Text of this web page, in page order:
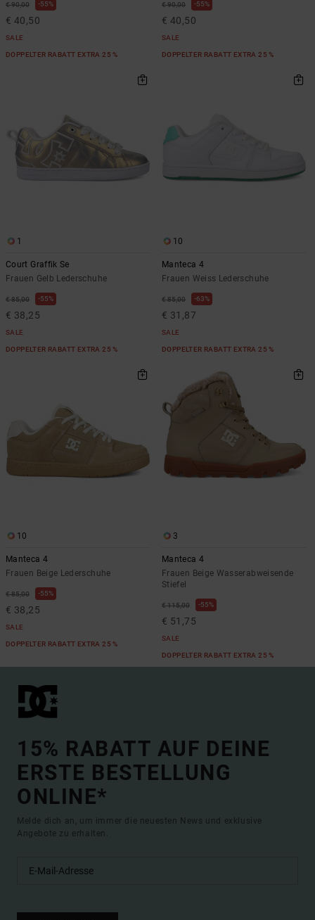
€ 90,00 55%
€ 40,50
SALE
DOPPELTER RABATT EXTRA 25 %
€ 90,00 55%
€ 40,50
SALE
DOPPELTER RABATT EXTRA 25 %
1
Court Graffik Se
Frauen Gelb Lederschuhe
€ 85,00 55%
€ 38,25
SALE
DOPPELTER RABATT EXTRA 25 %
10
Manteca 4
Frauen Weiss Lederschuhe
€ 85,00 63%
€ 31,87
SALE
DOPPELTER RABATT EXTRA 25 %
10
Manteca 4
Frauen Beige Lederschuhe
€ 85,00 55%
€ 38,25
SALE
DOPPELTER RABATT EXTRA 25 %
3
Manteca 4
Frauen Beige Wasserabweisende
Stiefel
€ 115,00 55%
€ 51,75
SALE
DOPPELTER RABATT EXTRA 25 %
15% RABATT AUF DEINE
ERSTE BESTELLUNG
ONLINE*
Melde dich an, um immer die neuesten News und exklusive
Angebote zu erhalten.